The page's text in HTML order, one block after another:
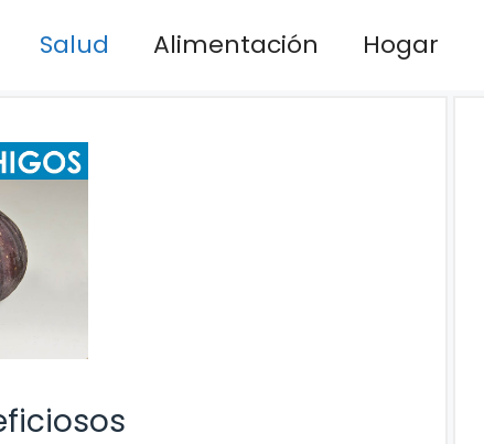
Salud Alimentación Hogar